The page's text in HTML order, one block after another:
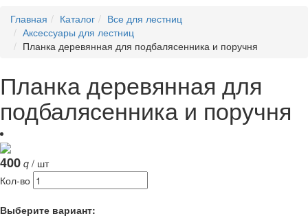
Главная
Каталог
Все для лестниц
Аксессуары для лестниц
Планка деревянная для подбалясенника и поручня
Планка деревянная для
подбалясенника и поручня
400 q / шт
Кол-во
Выберите вариант: